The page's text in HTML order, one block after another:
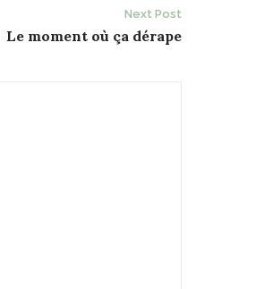
Next Post
Le moment où ça dérape